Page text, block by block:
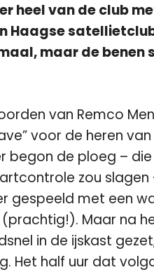
heel van de club
Haagse
maar de benen
van Remco
voor de heren
begon de ploeg – die
zou
gespeeld met een
(prachtig!). Maar na
in de ijskast
Het half uur dat